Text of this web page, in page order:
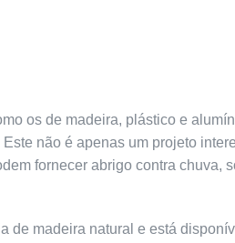
os de madeira, plástico e
não é apenas um projeto
fornecer abrigo contra chuva,
de madeira natural e está